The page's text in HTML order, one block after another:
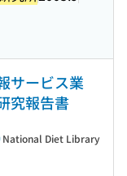
サービス業
究報告書
National Diet Library